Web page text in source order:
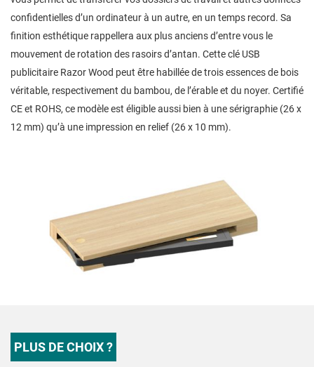
confidentielles d’un ordinateur à un autre, en un temps record. Sa
finition esthétique rappellera aux plus anciens d’entre vous le
mouvement de rotation des rasoirs d’antan. Cette clé USB
publicitaire Razor Wood peut être habillée de trois essences de bois
véritable, respectivement du bambou, de l’érable et du noyer. Certifié
CE et ROHS, ce modèle est éligible aussi bien à une sérigraphie (26 x
12 mm) qu’à une impression en relief (26 x 10 mm).
PLUS DE CHOIX ?